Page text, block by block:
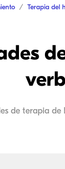
Terapia del
de terapia de